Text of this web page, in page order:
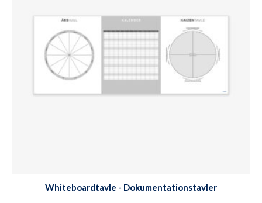
Whiteboardtavle - Dokumentationstavler